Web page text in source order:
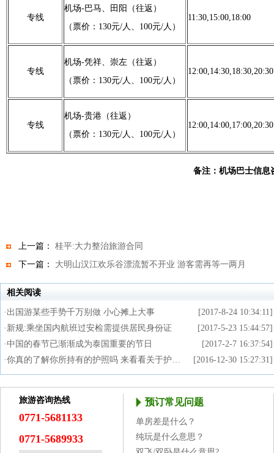
专线
机场-巴马、田阳（往返）
（票价：130元/人、100元/人）
11:30,15:00,18:00
专线
机场-凭祥、崇左（往返）
（票价：130元/人、100元/人）
12:00,14:30,18:30,20:30
专线
机场-贵港（往返）
（票价：130元/人、100元/人）
12:00,14:00,17:00,20:30
备注：机场巴士信息
上一篇： 桂平:大力整治旅游合同
下一篇： 大明山汉江欢乐谷漂流暂不开业 游客需再等一两月
相关阅读
· 出国游某些手势千万别做 小心摊上大事
[2017-8-24 10:34:11]
· 新规:乘坐国内航班过安检需提供居民身份证
[2017-5-23 15:44:57]
·中国的春节已渐渐成为泰国重要的节日
[2017-2-7 16:37:54]
·你真的了解你所持有的护照吗 来看看关于护… [2016-12-30 15:27:31]
旅游咨询热线
0771-5681133
0771-5689933
预订常见问题
单房差是什么？
纯玩是什么意思？